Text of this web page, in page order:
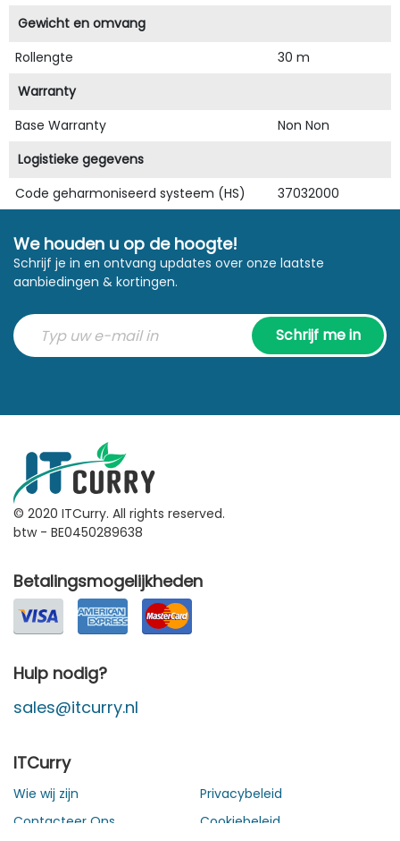
Gewicht en omvang
Rollengte
30 m
Warranty
Base Warranty
Non Non
Logistieke gegevens
Code geharmoniseerd systeem (HS)
37032000
We houden u op de hoogte!
Schrijf je in en ontvang updates over onze laatste
aanbiedingen & kortingen.
Schrijf me in
© 2020 ITCurry. All rights reserved.
btw - BE0450289638
Betalingsmogelijkheden
Hulp nodig?
sales@itcurry.nl
ITCurry
Wie wij zijn
Privacybeleid
Contacteer Ons
Cookiebeleid